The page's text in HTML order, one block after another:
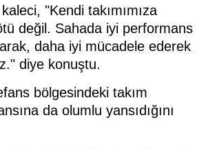
"Kendi takımımıza
değil. Sahada iyi performans
daha iyi mücadele ederek
diye konuştu.
bölgesindeki takım
da olumlu yansıdığını